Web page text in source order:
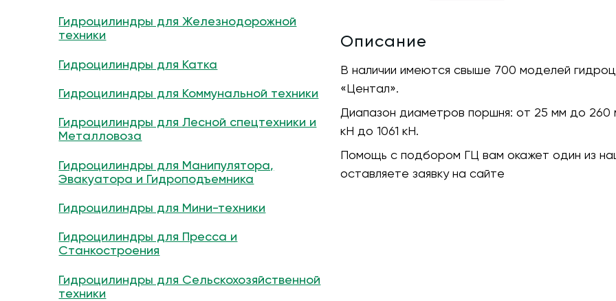
Гидроцилиндры для Железнодорожной
техники
Гидроцилиндры для Катка
Гидроцилиндры для Коммунальной техники
Гидроцилиндры для Лесной спецтехники и
Металловоза
Гидроцилиндры для Манипулятора,
Эвакуатора и Гидроподъемника
Гидроцилиндры для Мини-техники
Гидроцилиндры для Пресса и
Станкостроения
Гидроцилиндры для Сельскохозяйственной
техники
Описание
В наличии имеются свыше 700 моделей
«Центал».
Диапазон диаметров поршня: от 25 мм до 260
кH до 1061 кН.
Помощь с подбором ГЦ вам окажет один из
оставляете заявку на сайте